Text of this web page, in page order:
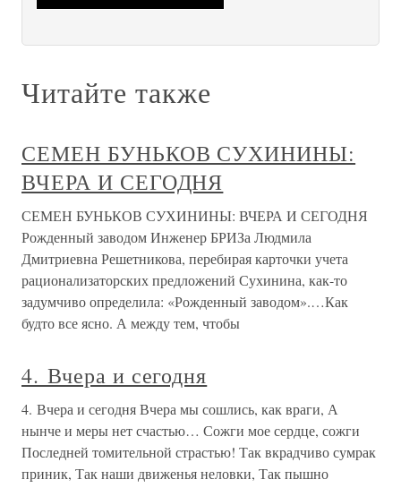
Читайте также
СЕМЕН БУНЬКОВ СУХИНИНЫ:
ВЧЕРА И СЕГОДНЯ
СЕМЕН БУНЬКОВ СУХИНИНЫ: ВЧЕРА И СЕГОДНЯ
Рожденный заводом Инженер БРИЗа Людмила
Дмитриевна Решетникова, перебирая карточки учета
рационализаторских предложений Сухинина, как-то
задумчиво определила: «Рожденный заводом».…Как
будто все ясно. А между тем, чтобы
4. Вчера и сегодня
4. Вчера и сегодня Вчера мы сошлись, как враги, А
нынче и меры нет счастью… Сожги мое сердце, сожги
Последней томительной страстью! Так вкрадчиво сумрак
приник, Так наши движенья неловки, Так пышно